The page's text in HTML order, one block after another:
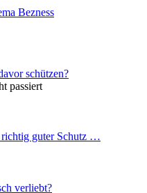
Bezness
schützen?
passiert
guter Schutz …
verliebt?